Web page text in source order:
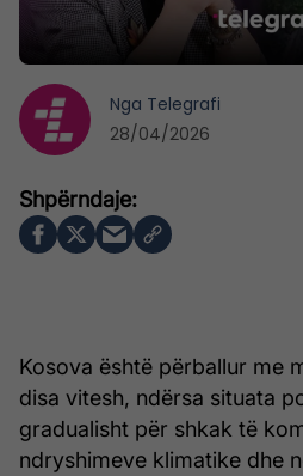
Kosova është përballur me
disa vitesh, ndërsa situata
gradualisht për shkak të
ndryshimeve klimatike dhe
Nga Telegrafi
28/04/2026